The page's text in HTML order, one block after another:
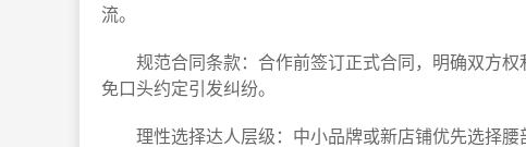
流。​
规范合同条款：合作前签订正式合同，明确双方
免口头约定引发纠纷。​
理性选择达人层级：中小品牌或新店铺优先选择